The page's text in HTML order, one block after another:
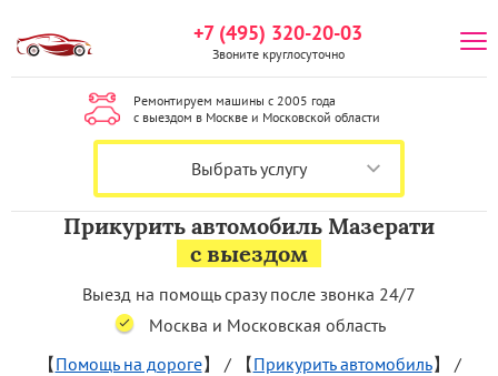
+7 (495) 320-20-03
Звоните круглосуточно
Ремонтируем машины с 2005 года
с выездом в Москве и Московской области
Выбрать услугу
Прикурить автомобиль Мазерати
с выездом
Выезд на помощь сразу после звонка 24/7
Москва и Московская область
【Помощь на дороге】 / 【Прикурить автомобиль】
/